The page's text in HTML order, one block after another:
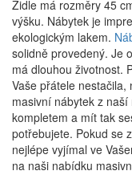
Židle má rozměry 45
výšku. Nábytek je
ekologickým lakem.
solidně provedený. Je
má dlouhou životnost.
Vaše přátele
masivní nábytek z
kompletem a mít tak
potřebujete. Pokud se
nejlépe vyjímal ve
na naši nabídku